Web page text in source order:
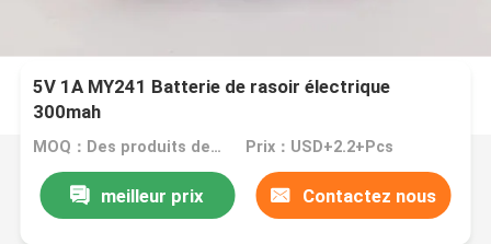
5V 1A MY241 Batterie de rasoir électrique
300mah
MOQ：Des produits de la catégorie 3 Prix：USD+2.2+Pcs
meilleur prix Contactez nous